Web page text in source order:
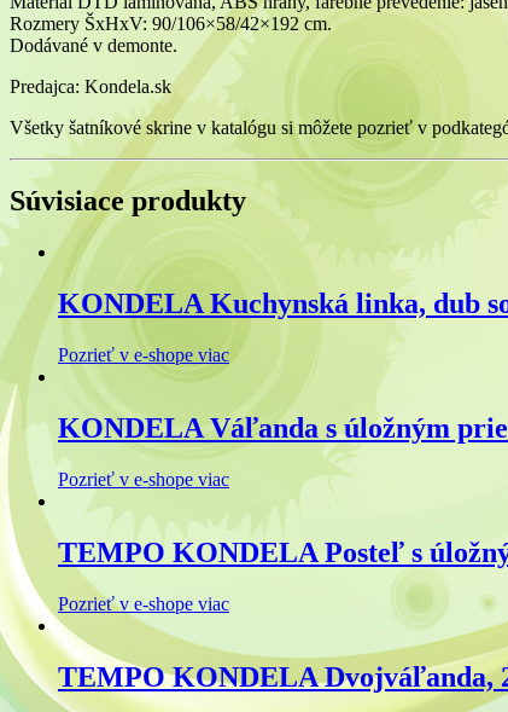
Rozmery ŠxHxV: 90/106×58/42×192 cm.
Dodávané v demonte.
Predajca: Kondela.sk
Všetky šatníkové skrine v katalógu si môžete pozrieť v
Súvisiace produkty
KONDELA Kuchynská linka, dub
Pozrieť v e-shope viac
KONDELA Váľanda s úložným
Pozrieť v e-shope viac
TEMPO KONDELA Posteľ s
Pozrieť v e-shope viac
TEMPO KONDELA Dvojváľanda,